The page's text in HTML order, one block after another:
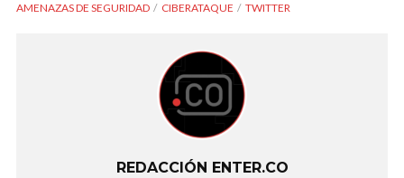
AMENAZAS DE SEGURIDAD CIBERATAQUE TWITTER
REDACCIÓN ENTER.CO